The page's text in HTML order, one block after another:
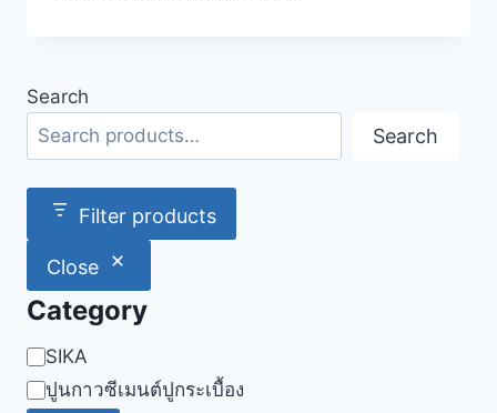
Search
Search
Filter products
Close
Category
Category
SIKA
ปูนกาวซีเมนต์ปูกระเบื้อง